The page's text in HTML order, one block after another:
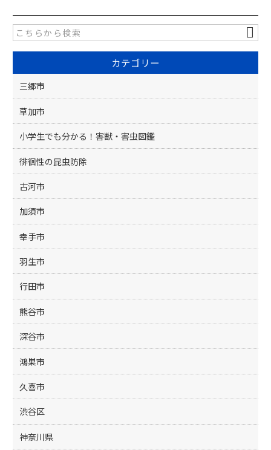
e
b
o
o
k
er
カテゴリー
三郷市
草加市
小学生でも分かる！害獣・害虫図鑑
徘徊性の昆虫防除
古河市
加須市
幸手市
羽生市
行田市
熊谷市
深谷市
鴻巣市
久喜市
渋谷区
神奈川県